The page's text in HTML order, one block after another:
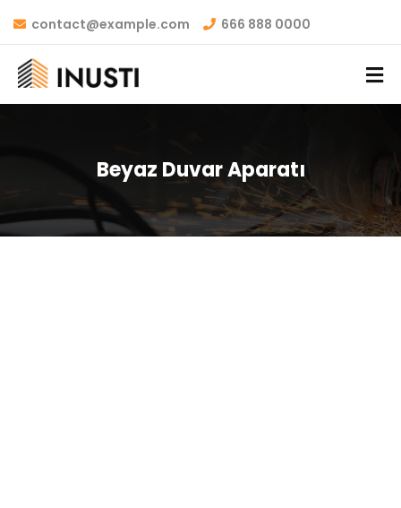
contact@example.com 666 888 0000
Beyaz Duvar Aparatı